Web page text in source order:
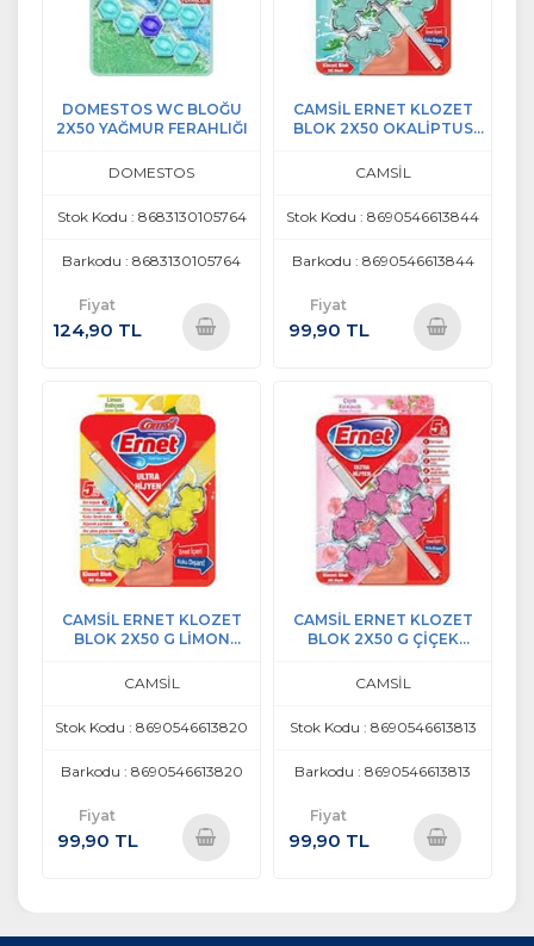
DOMESTOS WC BLOĞU
2X50 YAĞMUR FERAHLIĞI
DOMESTOS
Stok Kodu : 8683130105764
Barkodu : 8683130105764
Fiyat
124,90 TL
Ekle
CAMSİL ERNET KLOZET
BLOK 2X50 OKALİPTUS
CAMSİL
Stok Kodu : 8690546613844
Barkodu : 8690546613844
Fiyat
99,90 TL
Ekle
CAMSİL ERNET KLOZET
BLOK 2X50 G LİMON
CAMSİL
Stok Kodu : 8690546613820
Barkodu : 8690546613820
Fiyat
99,90 TL
CAMSİL ERNET KLOZET
BLOK 2X50 G ÇİÇEK
CAMSİL
Stok Kodu : 8690546613813
Barkodu : 8690546613813
Fiyat
99,90 TL